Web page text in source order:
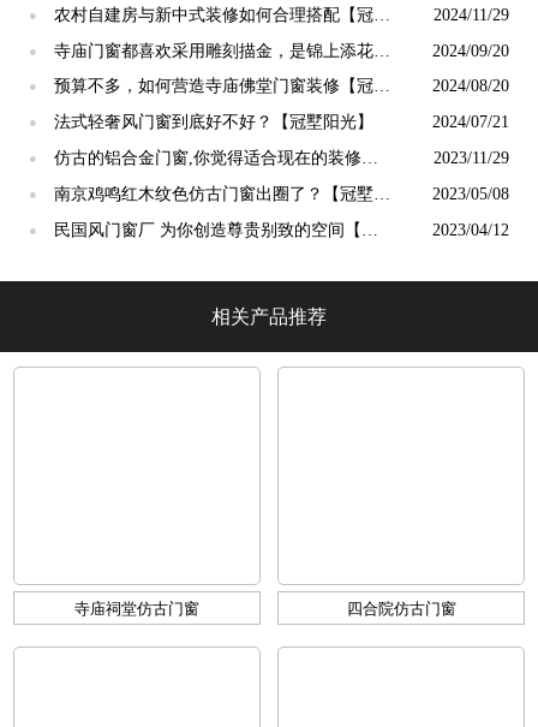
终生【冠墅阳光】
●
农村自建房与新中式装修如何合理搭配【冠墅
阳光】
2024/11/29
●
寺庙门窗都喜欢采用雕刻描金，是锦上添花
吗？【冠墅阳光】
2024/09/20
●
预算不多，如何营造寺庙佛堂门窗装修【冠墅
阳光】
2024/08/20
● 法式轻奢风门窗到底好不好？【冠墅阳光】 2024/07/21
●
仿古的铝合金门窗,你觉得适合现在的装修吗?
【冠墅阳光】
2023/11/29
●
南京鸡鸣红木纹色仿古门窗出圈了？【冠墅阳
光】
2023/05/08
●
民国风门窗厂 为你创造尊贵别致的空间【冠
2023/04/12
相关产品推荐
寺庙祠堂仿古门窗 四合院仿古门窗